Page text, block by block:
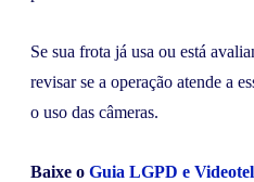
Se sua frota já usa ou está
revisar se a operação atende a
o uso das câmeras.
Baixe o Guia LGPD e